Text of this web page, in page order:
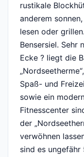
rustikale
anderem
lesen oder
Bensersiel. Sehr
Ecke ? liegt die
Spaß- und
sowie ein
Fitnesscenter
der
verwöhnen
sind es ungefähr